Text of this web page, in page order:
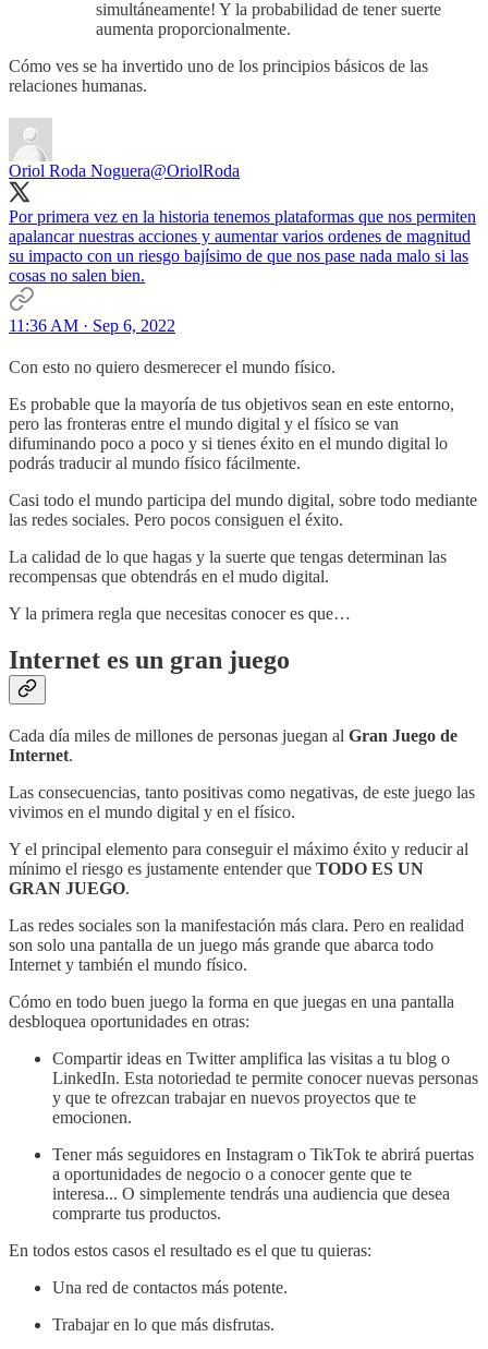
simultáneamente! Y la probabilidad de tener suerte
aumenta proporcionalmente.
Cómo ves se ha invertido uno de los principios básicos de las
relaciones humanas.
Oriol Roda Noguera@OriolRoda
Por primera vez en la historia tenemos plataformas que nos permiten
apalancar nuestras acciones y aumentar varios ordenes de magnitud
su impacto con un riesgo bajísimo de que nos pase nada malo si las
cosas no salen bien.
11:36 AM · Sep 6, 2022
Con esto no quiero desmerecer el mundo físico.
Es probable que la mayoría de tus objetivos sean en este entorno,
pero las fronteras entre el mundo digital y el físico se van
difuminando poco a poco y si tienes éxito en el mundo digital lo
podrás traducir al mundo físico fácilmente.
Casi todo el mundo participa del mundo digital, sobre todo mediante
las redes sociales. Pero pocos consiguen el éxito.
La calidad de lo que hagas y la suerte que tengas determinan las
recompensas que obtendrás en el mudo digital.
Y la primera regla que necesitas conocer es que…
Internet es un gran juego
Cada día miles de millones de personas juegan al Gran Juego de
Internet.
Las consecuencias, tanto positivas como negativas, de este juego las
vivimos en el mundo digital y en el físico.
Y el principal elemento para conseguir el máximo éxito y reducir al
mínimo el riesgo es justamente entender que TODO ES UN
GRAN JUEGO.
Las redes sociales son la manifestación más clara. Pero en realidad
son solo una pantalla de un juego más grande que abarca todo
Internet y también el mundo físico.
Cómo en todo buen juego la forma en que juegas en una pantalla
desbloquea oportunidades en otras:
Compartir ideas en Twitter amplifica las visitas a tu blog o
LinkedIn. Esta notoriedad te permite conocer nuevas personas
y que te ofrezcan trabajar en nuevos proyectos que te
emocionen.
Tener más seguidores en Instagram o TikTok te abrirá puertas
a oportunidades de negocio o a conocer gente que te
interesa... O simplemente tendrás una audiencia que desea
comprarte tus productos.
En todos estos casos el resultado es el que tu quieras:
Una red de contactos más potente.
Trabajar en lo que más disfrutas.